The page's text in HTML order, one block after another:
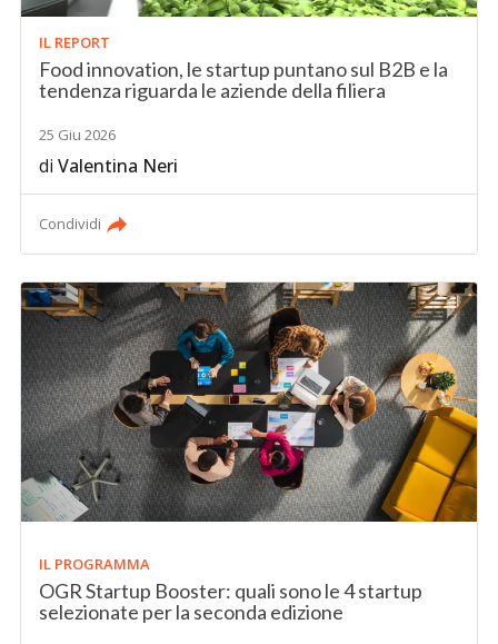
IL REPORT
Food innovation, le startup puntano sul B2B e la
tendenza riguarda le aziende della filiera
25 Giu 2026
diValentina Neri
Condividi
IL PROGRAMMA
OGR Startup Booster: quali sono le 4 startup
selezionate per la seconda edizione